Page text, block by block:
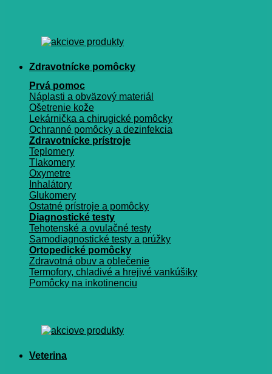
Zdravotnícke pomôcky
Prvá pomoc
Náplasti a obväzový materiál
Ošetrenie kože
Lekárnička a chirugické pomôcky
Ochranné pomôcky a dezinfekcia
Zdravotnícke prístroje
Teplomery
Tlakomery
Oxymetre
Inhalátory
Glukomery
Ostatné prístroje a pomôcky
Diagnostické testy
Tehotenské a ovulačné testy
Samodiagnostické testy a prúžky
Ortopedické pomôcky
Zdravotná obuv a oblečenie
Termofory, chladivé a hrejivé vankúšiky
Pomôcky na inkotinenciu
Veterina